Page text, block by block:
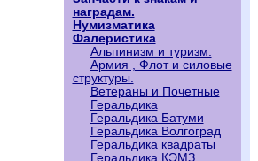
наградам.
Нумизматика
Фалеристика
Альпинизм и туризм.
Армия , Флот и силовые
структуры.
Ветераны и Почетные
Геральдика
Геральдика Батуми
Геральдика Волгоград
Геральдика квадраты
Геральдика КЭМЗ